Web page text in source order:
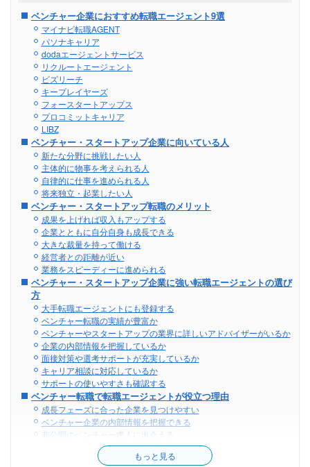
もっと見る
ベンチャー企業におすすめ転職エージェント9選
マイナビ転職AGENT
パソナキャリア
dodaエージェントサービス
リクルートエージェント
ビズリーチ
キープレイヤーズ
フォースタートアップス
プロコミットキャリア
LIBZ
ベンチャー・スタートアップ企業に向いている人
新たな分野に挑戦したい人
主体的に物事を考えられる人
自律的に仕事を進められる人
将来独立・起業したい人
ベンチャー・スタートアップ転職のメリット
成果を上げれば収入もアップする
企業とともに自分自身も成長できる
大きな裁量を持って働ける
経営者との距離が近い
業務をスピーディーに進められる
ベンチャー・スタートアップ企業に強い転職エージェントの選び
方
大手転職エージェントにも登録する
ベンチャー転職の実績が豊富か
ベンチャーやスタートアップの業界に詳しいアドバイザーがいるか
企業の内部情報を把握しているか
面接対策や選考サポートが充実しているか
キャリア相談に対応しているか
サポートの使いやすさも確認する
ベンチャー転職で転職エージェントが役立つ理由
成長フェーズに合った企業を見つけやすい
ベンチャー企業の内部情報を把握できる
非公開のベンチャー求人に出会える
ベンチャー企業に合わせた選考対策を受けられる
転職エージェントの活用術【成功するためのポイント】